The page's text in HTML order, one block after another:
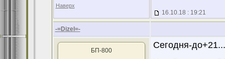
Наверх
16.10.18 : 19:21
-=Dizel=-
БП-800
Сегодня-